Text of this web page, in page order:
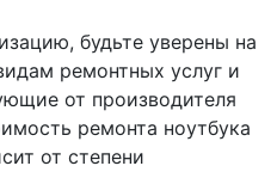
будьте уверены на
ремонтных услуг и
от производителя
ремонта ноутбука
от степени